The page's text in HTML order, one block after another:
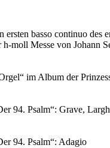
basso continuo des
moll Messe von Johann
im Album der
94. Psalm“: Grave,
94. Psalm“: Adagio